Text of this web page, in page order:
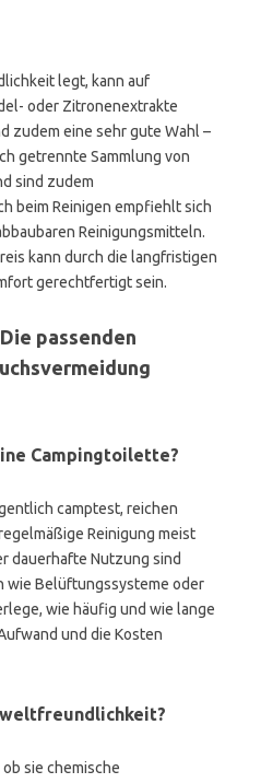
legt, kann auf
oder Zitronenextrakte
zudem eine sehr gute Wahl –
getrennte Sammlung von
sind zudem
beim Reinigen empfiehlt sich
Reinigungsmitteln.
kann durch die langfristigen
gerechtfertigt sein.
passenden
Campingtoilette?
camptest, reichen
Reinigung meist
dauerhafte Nutzung sind
wie Belüftungssysteme oder
wie häufig und wie lange
und die Kosten
sie chemische